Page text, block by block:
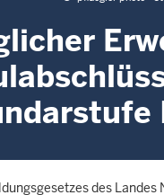
des Landes